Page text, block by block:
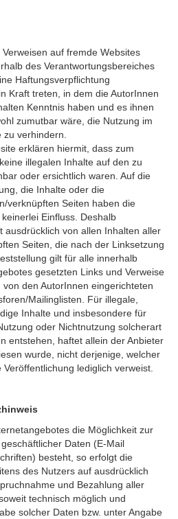
auf fremde Websites
des Verantwortungsbereiches
Haftungsverpflichtung
Kraft treten, in dem die AutorInnen
Kenntnis haben und es ihnen
zumutbar wäre, die Nutzung im
zu verhindern.
erklären hiermit, dass zum
illegalen Inhalte auf den zu
oder ersichtlich waren. Auf die
die Inhalte oder die
verknüpften Seiten haben die
Einfluss. Deshalb
ausdrücklich von allen Inhalten aller
Seiten, die nach der Linksetzung
gilt für alle innerhalb
gesetzten Links und Verweise
den AutorInnen eingerichteten
Mailinglisten. Für illegale,
Inhalte und insbesondere für
oder Nichtnutzung solcherart
entstehen, haftet allein der Anbieter
wurde, nicht derjenige, welcher
lediglich verweist.
die Möglichkeit zur
Daten (E-Mail
besteht, so erfolgt die
des Nutzers auf ausdrücklich
und Bezahlung aller
technisch möglich und
solcher Daten bzw. unter Angabe